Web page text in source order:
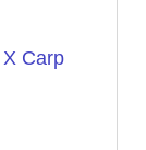
Carp